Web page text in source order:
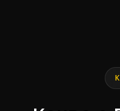
Line chart with 2 lines.